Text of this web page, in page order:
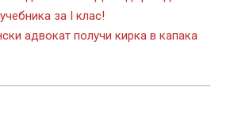
за I клас!
адвокат получи кирка в капака